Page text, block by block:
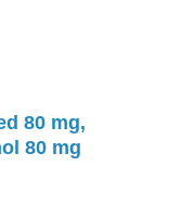
80 mg,
80 mg